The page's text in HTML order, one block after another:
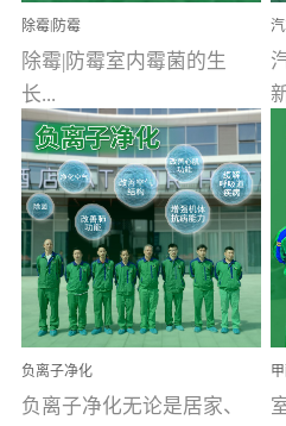
除霉|防霉
除霉|防霉室内霉菌的生
长...
受温度、湿度、基质养
分、通风四个条件影响，
温暖潮湿、营养物质多、
通风缓慢的空间最易滋生
大量霉菌的...
负离子净化
负离子净化无论是居家、